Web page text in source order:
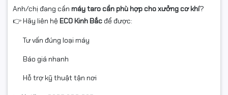
Anh/chị đang cần máy taro cần phù hợp cho xưởng cơ khí?
👉 Hãy liên hệ ECO Kinh Bắcđể được:
Tư vấn đúng loại máy
Báo giá nhanh
Hỗ trợ kỹ thuật tận nơi